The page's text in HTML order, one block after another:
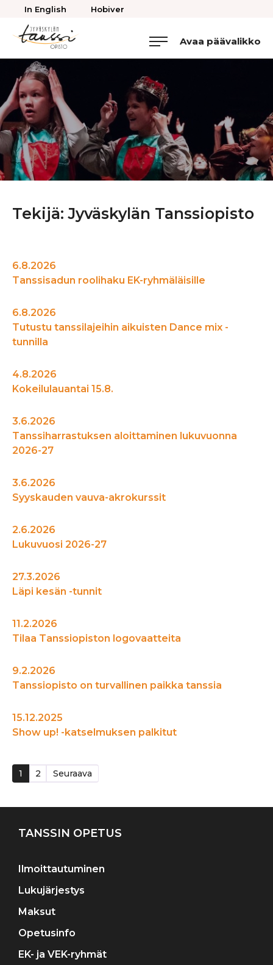
Takaisin
In English Hobiver
Jyväskylän
Tanssiopisto
Avaa päävalikko
Tekijä:Jyväskylän Tanssiopisto
6.8.2026
Tanssisadun roolihaku EK-ryhmäläisille
6.8.2026
Tutustu tanssilajeihin aikuisten Dance mix -
tunnilla
4.8.2026
Kokeilulauantai 15.8.
3.6.2026
Tanssiharrastuksen aloittaminen lukuvuonna
2026-27
3.6.2026
Syyskauden vauva-akrokurssit
2.6.2026
Lukuvuosi 2026-27
27.3.2026
Läpi kesän -tunnit
11.2.2026
Tilaa Tanssiopiston logovaatteita
9.2.2026
Tanssiopisto on turvallinen paikka tanssia
15.12.2025
Show up! -katselmuksen palkitut
Artikkelien
1 2 Seuraava
TANSSIN OPETUS
Ilmoittautuminen
Lukujärjestys
Maksut
Opetusinfo
EK- ja VEK-ryhmät